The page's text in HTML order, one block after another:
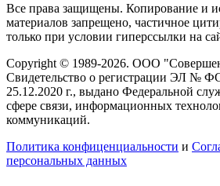
Все права защищены. Копирование и
материалов запрещено, частичное
только при условии гиперссылки на
Copyright © 1989-2026. ООО
Свидетельство о регистрации ЭЛ №
25.12.2020 г., выдано Федеральной
сфере связи, информационных
коммуникаций.
Политика конфиценциальности и
персональных данных